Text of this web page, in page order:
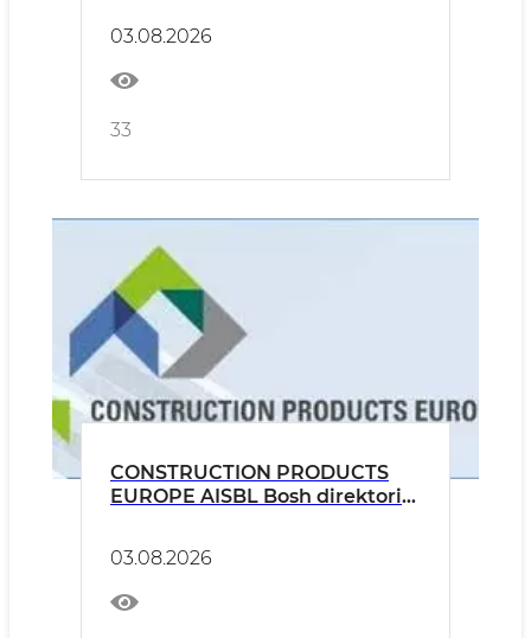
03.08.2026
33
CONSTRUCTION PRODUCTS
EUROPE AISBL Bosh direktori
03.08.2026